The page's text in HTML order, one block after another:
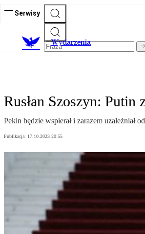
Serwisy
Wydarzenia
Rusłan Szoszyn:
Pekin będzie wspierał i zarazem uzależniał
Publikacja: 17.10.2023 20:55